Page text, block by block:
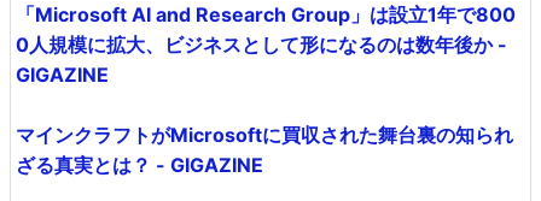
「Microsoft AI and Research Group」は設立1年で800
0人規模に拡大、ビジネスとして形になるのは数年後か -
GIGAZINE
マインクラフトがMicrosoftに買収された舞台裏の知られ
ざる真実とは？ - GIGAZINE